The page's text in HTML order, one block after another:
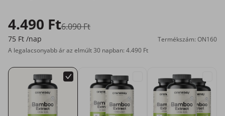
4.490 Ft6.090 Ft
75 Ft /nap
Termékszám: ON160
A legalacsonyabb ár az elmúlt 30 napban: 4.490 Ft